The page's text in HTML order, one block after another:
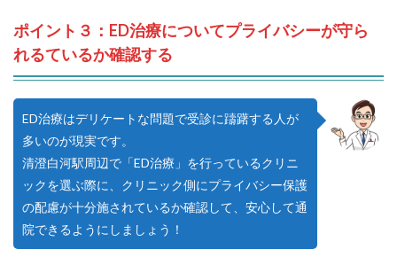
ポイント３：ED治療についてプライバシーが守ら
れるているか確認する
ED治療はデリケートな問題で受診に躊躇する人が
多いのが現実です。
清澄白河駅周辺で「ED治療」を行っているクリニ
ックを選ぶ際に、クリニック側にプライバシー保護
の配慮が十分施されているか確認して、安心して通
院できるようにしましょう！